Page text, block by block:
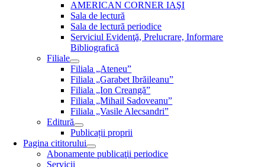
AMERICAN CORNER IAŞI
Sala de lectură
Sala de lectură periodice
Serviciul Evidenţă, Prelucrare, Informare
Bibliografică
Filiale
Filiala „Ateneu”
Filiala „Garabet Ibrăileanu”
Filiala „Ion Creangă”
Filiala „Mihail Sadoveanu”
Filiala „Vasile Alecsandri”
Editură
Publicații proprii
Pagina cititorului
Abonamente publicaţii periodice
Servicii